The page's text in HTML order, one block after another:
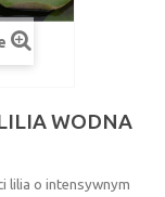
WODNA
lilia o intensywnym